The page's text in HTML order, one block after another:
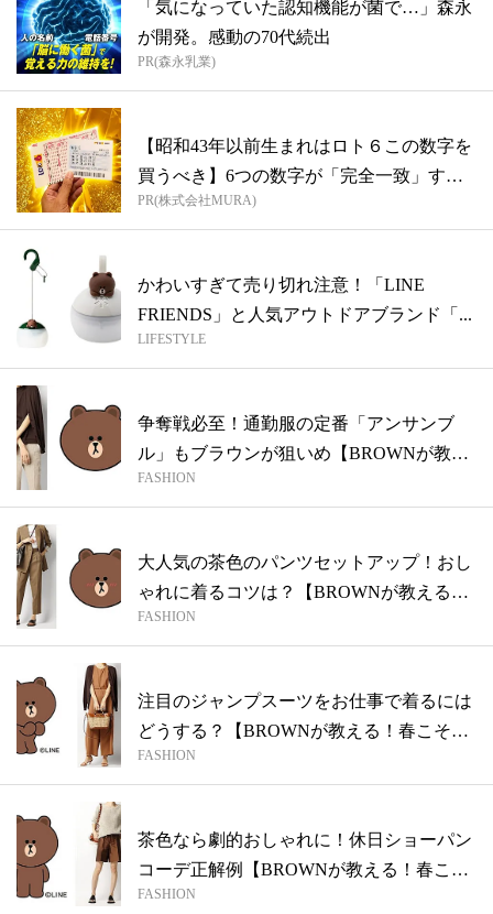
「気になっていた認知機能が菌で…」森永
が開発。感動の70代続出
PR(森永乳業)
【昭和43年以前生まれはロト６この数字を
買うべき】6つの数字が「完全一致」する
方...
PR(株式会社MURA)
かわいすぎて売り切れ注意！「LINE
FRIENDS」と人気アウトドアブランド「...
LIFESTYLE
争奪戦必至！通勤服の定番「アンサンブ
ル」もブラウンが狙いめ【BROWNが教え
る！...
FASHION
大人気の茶色のパンツセットアップ！おし
ゃれに着るコツは？【BROWNが教える！
春...
FASHION
注目のジャンプスーツをお仕事で着るには
どうする？【BROWNが教える！春こそブ
ラ...
FASHION
茶色なら劇的おしゃれに！休日ショーパン
コーデ正解例【BROWNが教える！春こそ
ブ...
FASHION